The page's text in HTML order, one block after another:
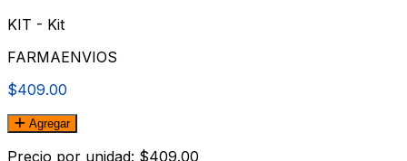
KIT - Kit
FARMAENVIOS
$409.00
Agregar
Precio por unidad: $409.00